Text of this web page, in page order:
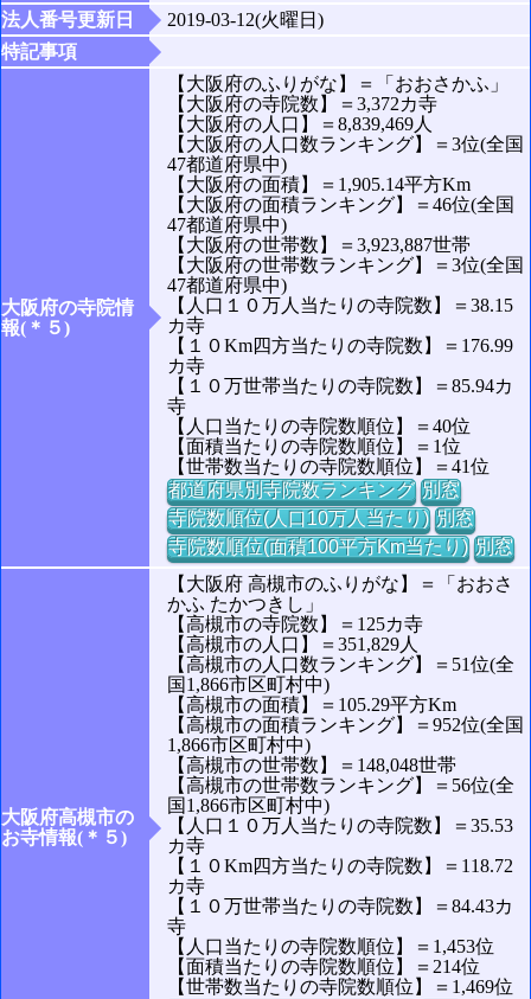
法人番号更新日
2019-03-12(火曜日)
特記事項
大阪府の寺院情
報(＊５)
【大阪府のふりがな】＝「おおさかふ」
【大阪府の寺院数】＝3,372カ寺
【大阪府の人口】＝8,839,469人
【大阪府の人口数ランキング】＝3位(全国
47都道府県中)
【大阪府の面積】＝1,905.14平方Km
【大阪府の面積ランキング】＝46位(全国
47都道府県中)
【大阪府の世帯数】＝3,923,887世帯
【大阪府の世帯数ランキング】＝3位(全国
47都道府県中)
【人口１０万人当たりの寺院数】＝38.15
カ寺
【１０Km四方当たりの寺院数】＝176.99
カ寺
【１０万世帯当たりの寺院数】＝85.94カ
寺
【人口当たりの寺院数順位】＝40位
【面積当たりの寺院数順位】＝1位
【世帯数当たりの寺院数順位】＝41位
都道府県別寺院数ランキング 別窓
寺院数順位(人口10万人当たり) 別窓
寺院数順位(面積100平方Km当たり) 別窓
大阪府高槻市の
お寺情報(＊５)
【大阪府 高槻市のふりがな】＝「おおさ
かふ たかつきし」
【高槻市の寺院数】＝125カ寺
【高槻市の人口】＝351,829人
【高槻市の人口数ランキング】＝51位(全
国1,866市区町村中)
【高槻市の面積】＝105.29平方Km
【高槻市の面積ランキング】＝952位(全国
1,866市区町村中)
【高槻市の世帯数】＝148,048世帯
【高槻市の世帯数ランキング】＝56位(全
国1,866市区町村中)
【人口１０万人当たりの寺院数】＝35.53
カ寺
【１０Km四方当たりの寺院数】＝118.72
カ寺
【１０万世帯当たりの寺院数】＝84.43カ
寺
【人口当たりの寺院数順位】＝1,453位
【面積当たりの寺院数順位】＝214位
【世帯数当たりの寺院数順位】＝1,469位